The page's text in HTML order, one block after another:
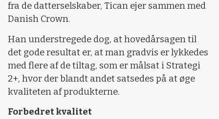
fra de datterselskaber, Tican ejer sammen med
Danish Crown.
Han understregede dog, at hovedårsagen til
det gode resultat er, at man gradvis er lykkedes
med flere af de tiltag, som er målsat i Strategi
2+, hvor der blandt andet satsedes på at øge
kvaliteten af produkterne.
Forbedret kvalitet